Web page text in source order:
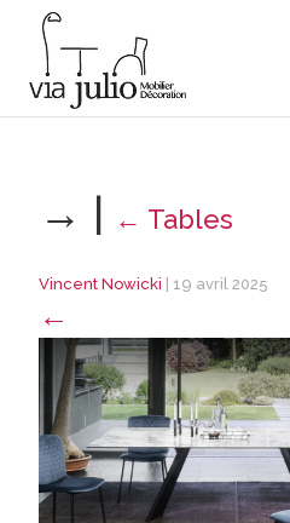
→ | ← Tables
Vincent Nowicki 19 avril 2025
←